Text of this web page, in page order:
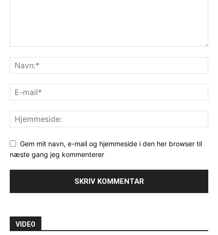
Gem mit navn, e-mail og hjemmeside i den her browser til
næste gang jeg kommenterer
VIDEO